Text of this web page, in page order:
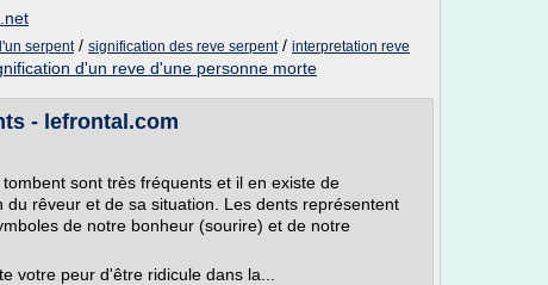
serpent/ signification des reve serpent/ interpretation reve
d'un reve d'une personne morte
- lefrontal.com
sont très fréquents et il en existe de
rêveur et de sa situation. Les dents représentent
de notre bonheur (sourire) et de notre
votre peur d'être ridicule dans la...